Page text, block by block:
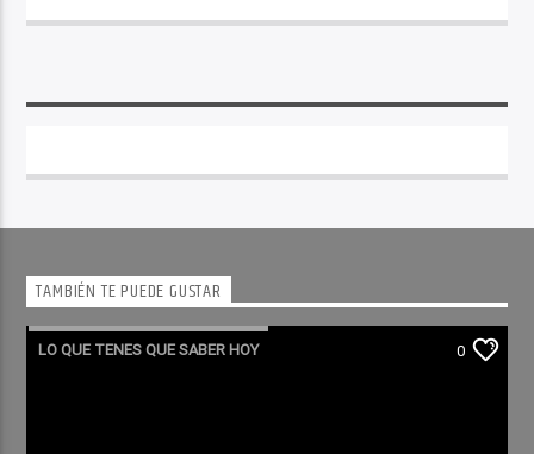
TAMBIÉN TE PUEDE GUSTAR
LO QUE TENES QUE SABER HOY 0